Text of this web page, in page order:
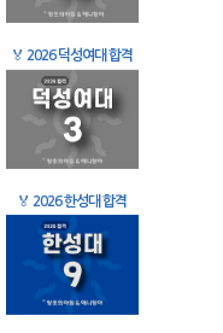
🏅 2026 덕성여대 합격
🏅 2026 한성대 합격